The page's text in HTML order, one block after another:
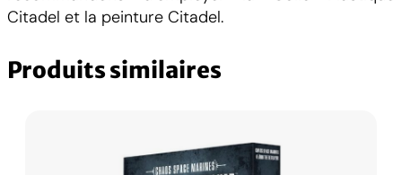
e
u
Citadel et la peinture Citadel.
Produits similaires